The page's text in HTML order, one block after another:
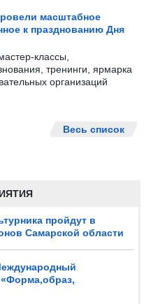
пройдут в
Самарской области
масштабное
к празднованию Дня
классы,
тренинги, ярмарка
организаций
Весь список